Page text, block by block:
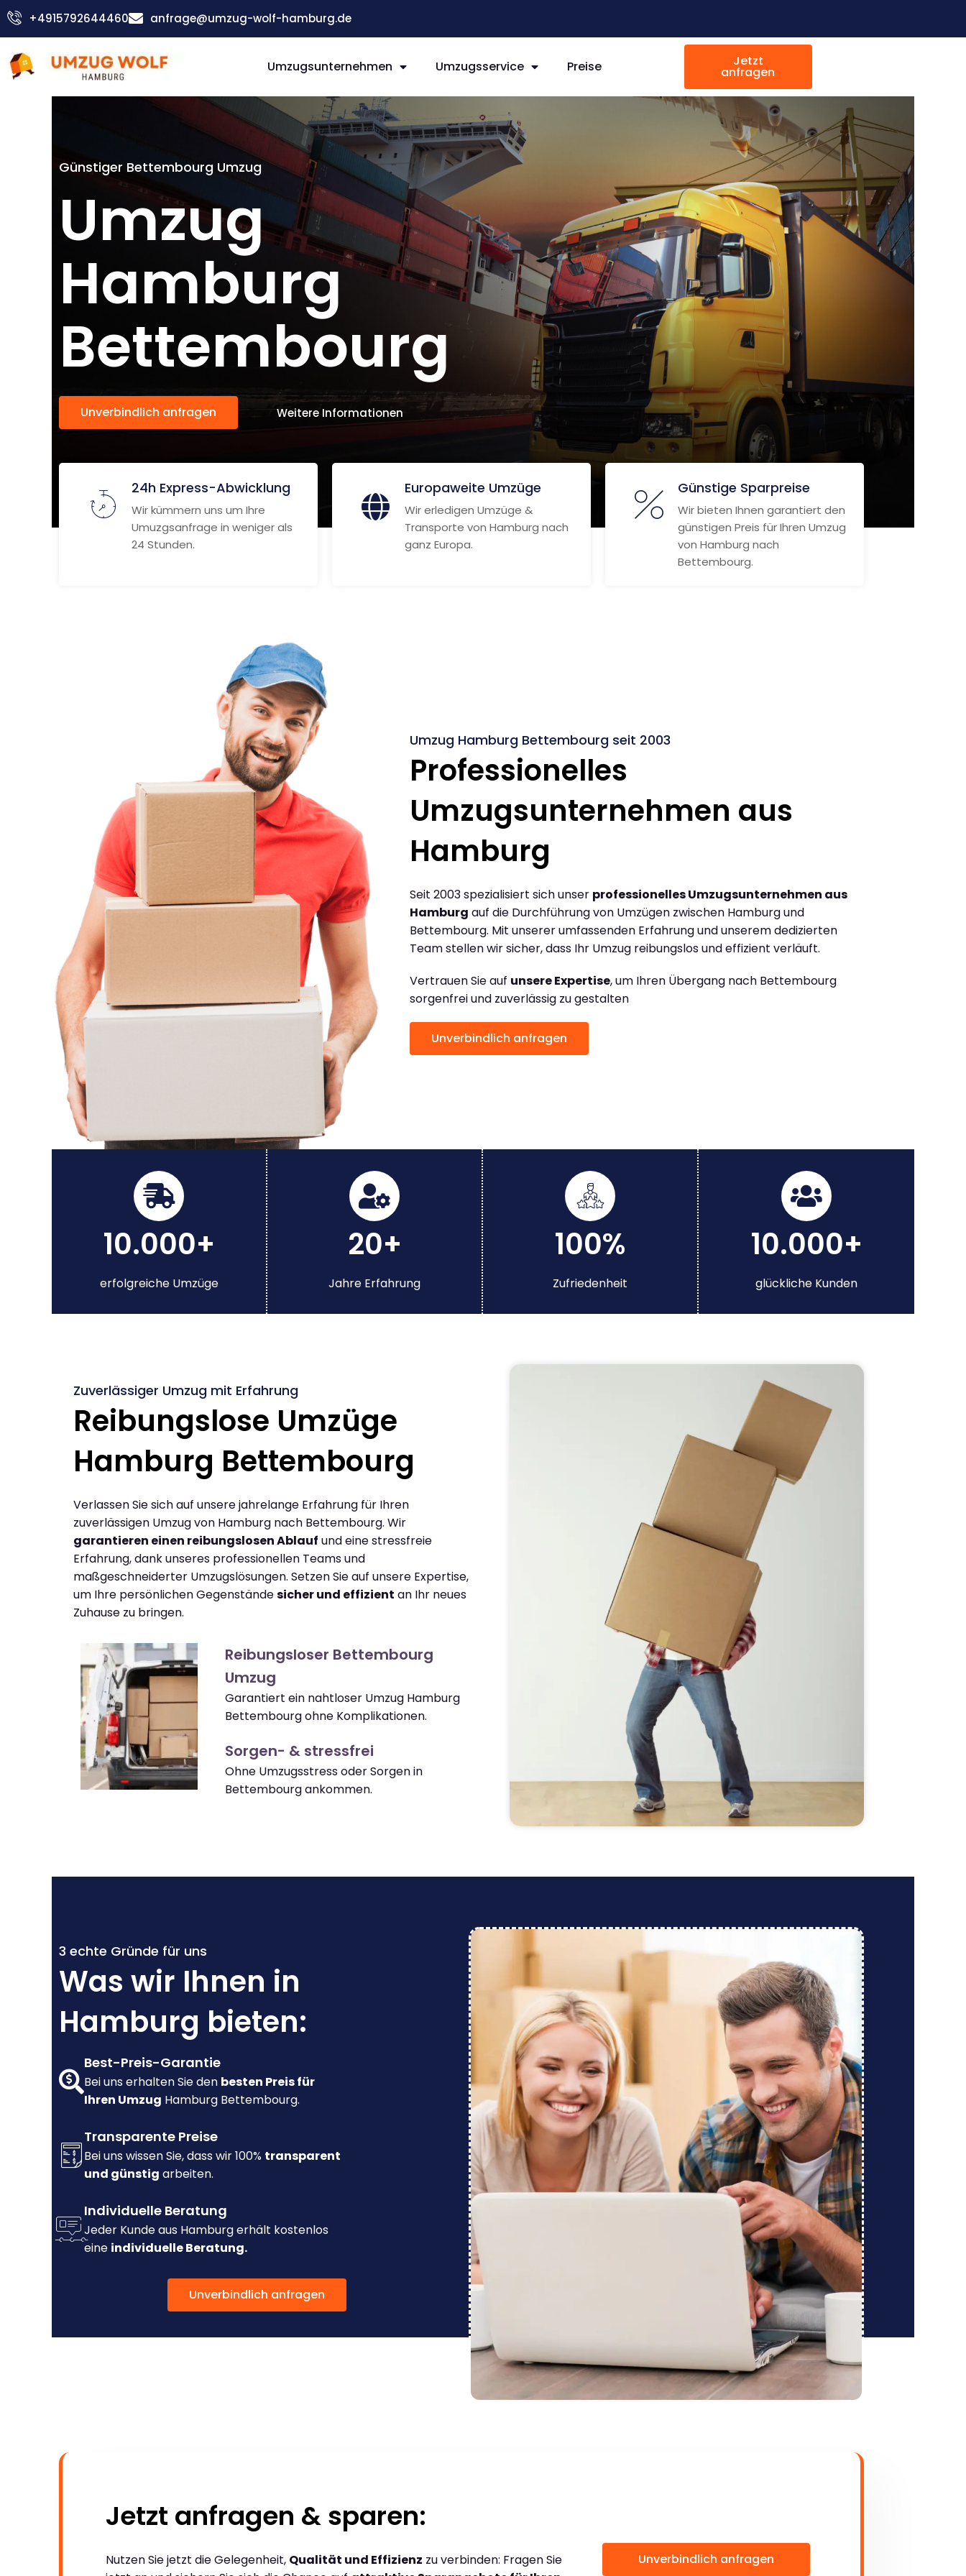
Zum
Inhalt
+4915792644460 anfrage@umzug-wolf-hamburg.de
Umzugsunternehmen Umzugsservice Preise Jetzt
anfragen
Günstiger Bettembourg Umzug
Umzug
Hamburg
Bettembourg
Unverbindlich anfragen Weitere Informationen
24h Express-Abwicklung
Wir kümmern uns um Ihre
Umuzgsanfrage in weniger als
24 Stunden.
Europaweite Umzüge
Wir erledigen Umzüge &
Transporte von Hamburg nach
ganz Europa.
Günstige Sparpreise
Wir bieten Ihnen garantiert den
günstigen Preis für Ihren Umzug
von Hamburg nach
Bettembourg.
Umzug Hamburg Bettembourg seit 2003
Professionelles
Umzugsunternehmen aus
Hamburg
Seit 2003 spezialisiert sich unser professionelles Umzugsunternehmen aus
Hamburg auf die Durchführung von Umzügen zwischen Hamburg und
Bettembourg. Mit unserer umfassenden Erfahrung und unserem dedizierten
Team stellen wir sicher, dass Ihr Umzug reibungslos und effizient verläuft.
Vertrauen Sie auf unsere Expertise, um Ihren Übergang nach Bettembourg
sorgenfrei und zuverlässig zu gestalten
Unverbindlich anfragen
10.000+
erfolgreiche Umzüge
20+
Jahre Erfahrung
100%
Zufriedenheit
10.000+
glückliche Kunden
Zuverlässiger Umzug mit Erfahrung
Reibungslose Umzüge
Hamburg Bettembourg
Verlassen Sie sich auf unsere jahrelange Erfahrung für Ihren
zuverlässigen Umzug von Hamburg nach Bettembourg. Wir
garantieren einen reibungslosen Ablauf und eine stressfreie
Erfahrung, dank unseres professionellen Teams und
maßgeschneiderter Umzugslösungen. Setzen Sie auf unsere Expertise,
um Ihre persönlichen Gegenständesicher und effizient an Ihr neues
Zuhause zu bringen.
Reibungsloser Bettembourg
Umzug
Garantiert ein nahtloser Umzug Hamburg
Bettembourg ohne Komplikationen.
Sorgen- & stressfrei
Ohne Umzugsstress oder Sorgen in
Bettembourg ankommen.
3 echte Gründe für uns
Was wir Ihnen in
Hamburg bieten:
Best-Preis-Garantie
Bei uns erhalten Sie den besten Preis für
Ihren Umzug Hamburg Bettembourg.
Transparente Preise
Bei uns wissen Sie, dass wir 100% transparent
und günstig arbeiten.
Individuelle Beratung
Jeder Kunde aus Hamburg erhält kostenlos
eine individuelle Beratung.
Unverbindlich anfragen
Jetzt anfragen & sparen:
Nutzen Sie jetzt die Gelegenheit, Qualität und Effizienz zu verbinden: Fragen Sie
Unverbindlich anfragen